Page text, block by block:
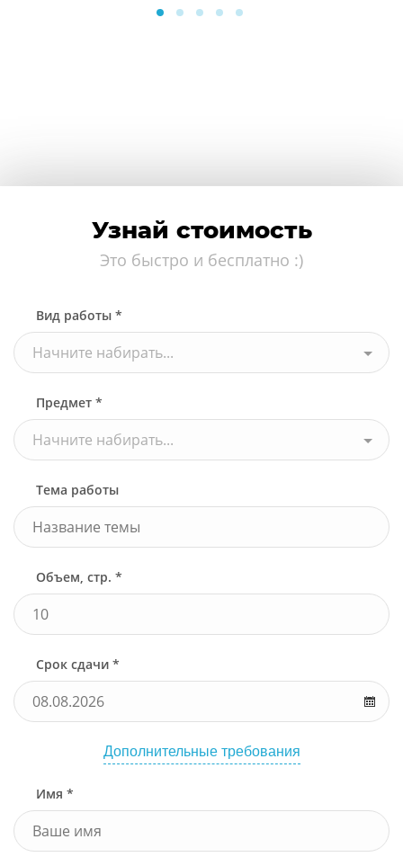
Узнай стоимость
Это быстро и бесплатно :)
Вид работы *
Начните набирать...
Предмет *
Начните набирать...
Тема работы
Объем, стр. *
Срок сдачи *
Дополнительные требования
Имя *